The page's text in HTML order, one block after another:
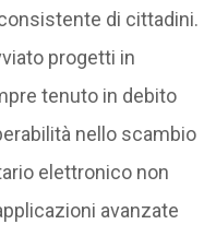
di cittadini.
progetti in
tenuto in debito
nello scambio
elettronico non
avanzate